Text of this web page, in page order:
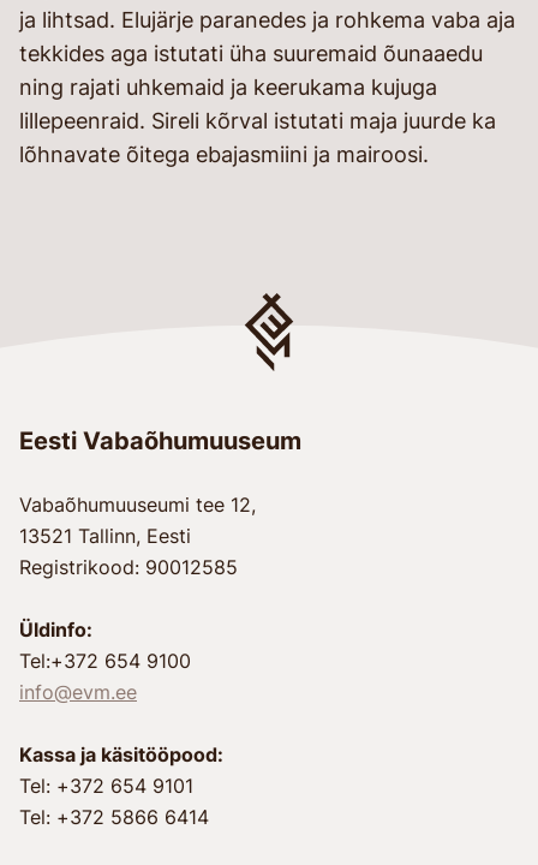
ja lihtsad. Elujärje paranedes ja rohkema vaba aja
tekkides aga istutati üha suuremaid õunaaedu
ning rajati uhkemaid ja keerukama kujuga
lillepeenraid. Sireli kõrval istutati maja juurde ka
lõhnavate õitega ebajasmiini ja mairoosi.
Eesti Vabaõhumuuseum
Vabaõhumuuseumi tee 12,
13521 Tallinn, Eesti
Registrikood: 90012585
Üldinfo:
Tel:+372 654 9100
info@evm.ee
Kassa ja käsitööpood:
Tel: +372 654 9101
Tel: +372 5866 6414